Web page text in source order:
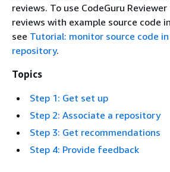
reviews. To use CodeGuru
reviews with example source code
see Tutorial: monitor source code
repository.
Topics
Step 1: Get set up
Step 2: Associate a repository
Step 3: Get recommendations
Step 4: Provide feedback